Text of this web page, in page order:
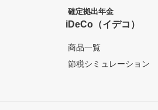
確定拠出年金
iDeCo（イデコ）
商品一覧
節税シミュレーション